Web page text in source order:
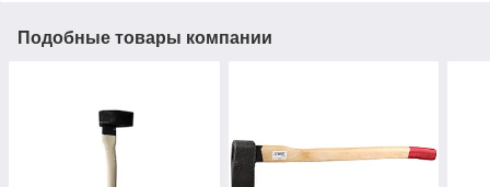
Подобные товары компании